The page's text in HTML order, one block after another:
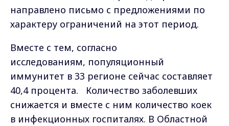
направлено письмо с предложениями по
характеру ограничений на этот период.
Вместе с тем, согласно
исследованиям, популяционный
иммунитет в 33 регионе сейчас составляет
40,4 процента. Количество заболевших
снижается и вместе с ним количество коек
в инфекционных госпиталях. В Областной